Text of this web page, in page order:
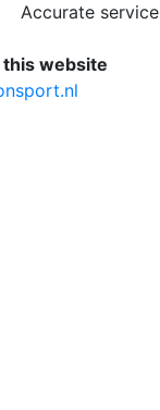
Accurate service
website